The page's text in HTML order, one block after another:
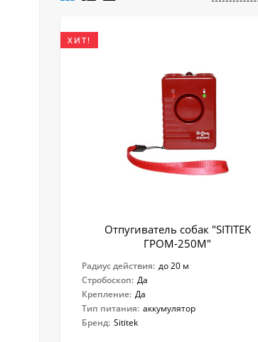
ХИТ!
Отпугиватель собак "SITITEK
ГРОМ-250М"
Радиус действия: до 20 м
Стробоскоп: Да
Крепление: Да
Тип питания: аккумулятор
Бренд: Sititek